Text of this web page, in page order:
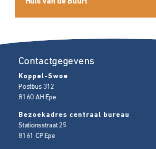
Contactgegevens
Koppel-Swoe
Postbus 312
8160 AH Epe
Bezoekadres centraal bureau
Stationsstraat 25
8161 CP Epe